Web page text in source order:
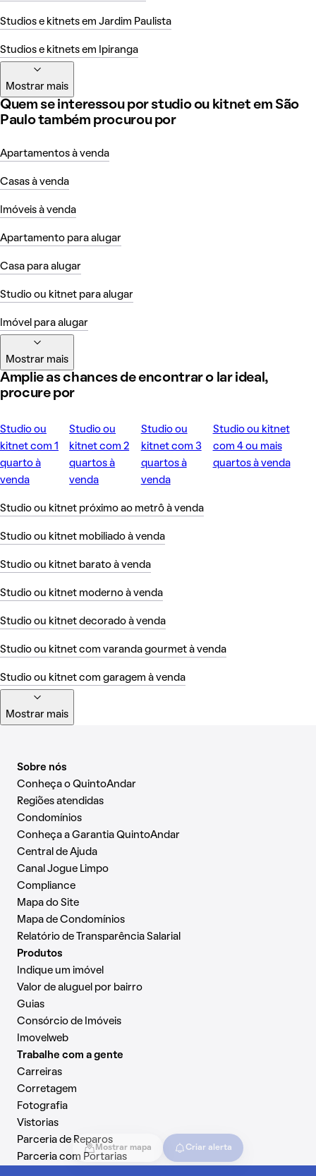
Mostrar mapa Criar alerta
Studios e kitnets em Jardim Paulista
Studios e kitnets em Ipiranga
Mostrar mais
Quem se interessou por studio ou kitnet em São
Paulo também procurou por
Apartamentos à venda
Casas à venda
Imóveis à venda
Apartamento para alugar
Casa para alugar
Studio ou kitnet para alugar
Imóvel para alugar
Mostrar mais
Amplie as chances de encontrar o lar ideal,
procure por
Studio ou
kitnet com 1
quarto à
venda
Studio ou
kitnet com 2
quartos à
venda
Studio ou
kitnet com 3
quartos à
venda
Studio ou kitnet
com 4 ou mais
quartos à venda
Studio ou kitnet próximo ao metrô à venda
Studio ou kitnet mobiliado à venda
Studio ou kitnet barato à venda
Studio ou kitnet moderno à venda
Studio ou kitnet decorado à venda
Studio ou kitnet com varanda gourmet à venda
Studio ou kitnet com garagem à venda
Mostrar mais
Sobre nós
Conheça o QuintoAndar
Regiões atendidas
Condomínios
Conheça a Garantia QuintoAndar
Central de Ajuda
Canal Jogue Limpo
Compliance
Mapa do Site
Mapa de Condomínios
Relatório de Transparência Salarial
Produtos
Indique um imóvel
Valor de aluguel por bairro
Guias
Consórcio de Imóveis
Imovelweb
Trabalhe com a gente
Carreiras
Corretagem
Fotografia
Vistorias
Parceria de Reparos
Parceria com Portarias